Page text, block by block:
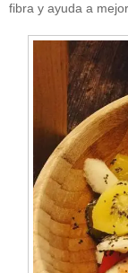
fibra y ayuda a